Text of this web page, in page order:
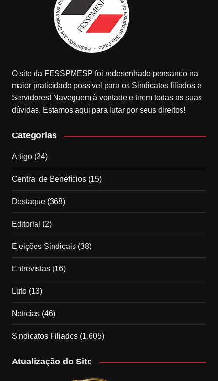
O site da FESSPMESP foi redesenhado pensando na
maior praticidade possível para os Sindicatos filiados e
Servidores! Naveguem à vontade e tirem todas as suas
dúvidas. Estamos aqui para lutar por seus direitos!
Categorias
Artigo(24)
Central de Benefícios(15)
Destaque(368)
Editorial (2)
Eleições Sindicais(38)
Entrevistas(16)
Luto(13)
Notícias(46)
Sindicatos Filiados(1.605)
Atualização do Site